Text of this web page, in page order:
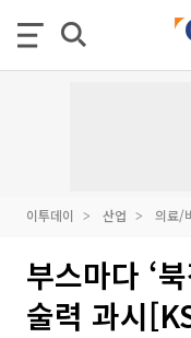
이투데이 산업 의료/
부스마다 ‘
술력 과시